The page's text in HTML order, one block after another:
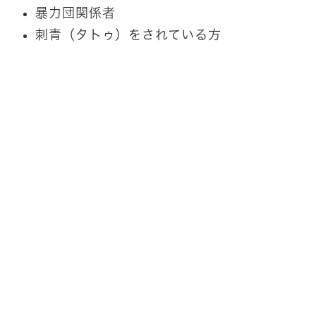
暴力団関係者
刺青（タトゥ）をされている方